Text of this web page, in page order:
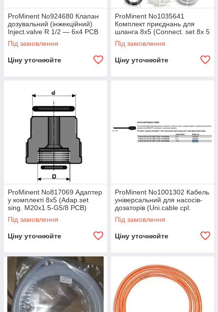
ProMinent No924680 Клапан
дозувальний (інжекційний)
Inject.valve R 1/2 — 6x4 PCB
Під замовлення
Ціну уточнюйте
ProMinent No1035641
Комплект приєднань для
шланга 8х5 (Connect. set 8x 5
Mg PVT)
Під замовлення
Ціну уточнюйте
ProMinent No817069 Адаптер
у комплекті 8х5 (Adap.set
sing. M20x1.5-G5/8 PCB)
Під замовлення
Ціну уточнюйте
ProMinent No1001302 Кабель
універсальний для насосів-
дозаторів (Uni.cable cpl.
5ph./anal./RS orange10m)
Під замовлення
Ціну уточнюйте